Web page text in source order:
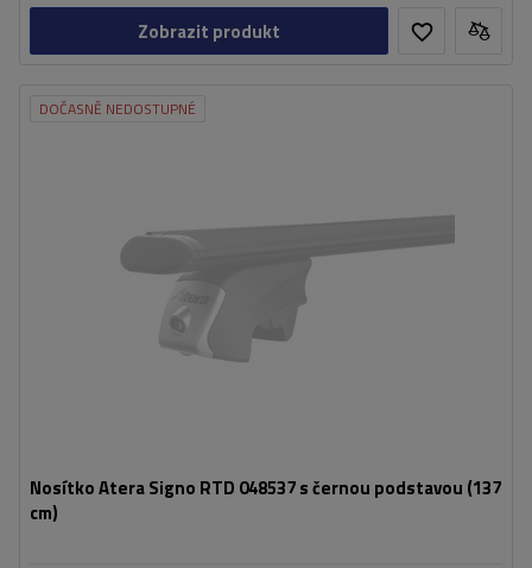
Zobrazit produkt
DOČASNĚ NEDOSTUPNÉ
Nosítko Atera Signo RTD 048537 s černou podstavou (137
cm)